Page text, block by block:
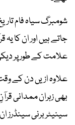
شومبرگ سیاہ فام
جاتے ہیں اور ان کا
علامت کے طور پر
علاوہ ازیں دن کے
بھی زہران ممدانی
سینیٹر برنی